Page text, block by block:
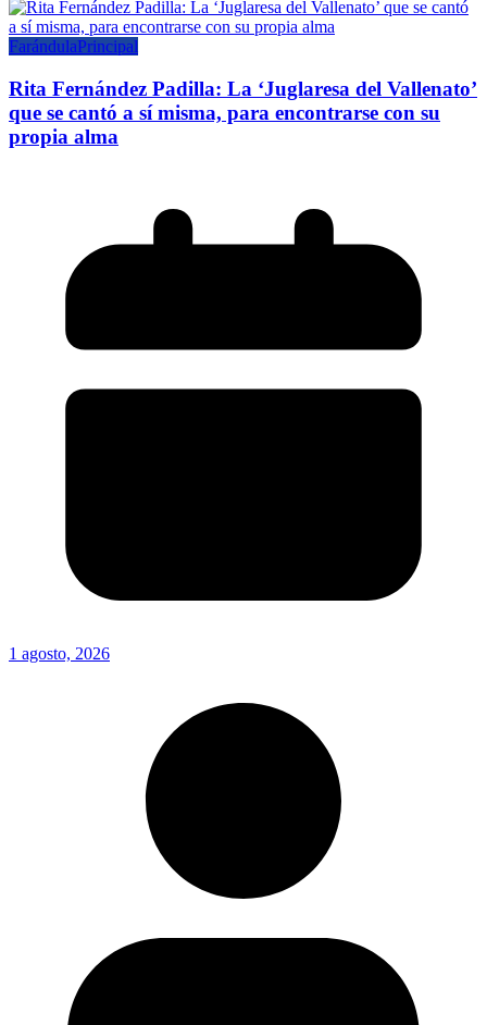
FarándulaPrincipal
Rita Fernández Padilla: La ‘Juglaresa del Vallenato’
que se cantó a sí misma, para encontrarse con su
propia alma
1 agosto, 2026